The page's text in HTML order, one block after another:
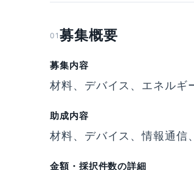
01 募集概要
募集内容
材料、デバイス、エネルギ
助成内容
材料、デバイス、情報通信
金額・採択件数の詳細